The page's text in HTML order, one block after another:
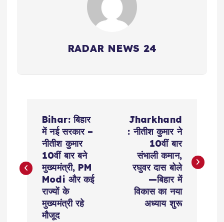
RADAR NEWS 24
s
Bihar: बिहार
में नई सरकार –
नीतीश कुमार
10वीं बार बने
मुख्यमंत्री, PM
Modi और कई
राज्यों के
मुख्यमंत्री रहे
मौजूद
Jharkhand
: नीतीश कुमार ने
10वीं बार
संभाली कमान,
रघुवर दास बोले
—बिहार में
विकास का नया
अध्याय शुरू